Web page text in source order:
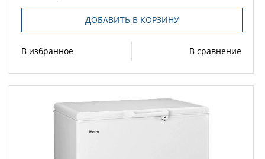
ДОБАВИТЬ В КОРЗИНУ
В избранное В сравнение